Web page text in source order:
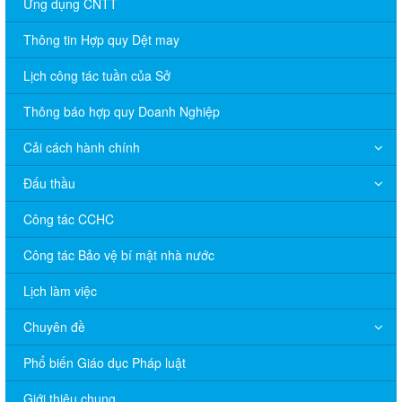
Thông tin Hợp quy Dệt may
Lịch công tác tuần của Sở
Thông báo hợp quy Doanh Nghiệp
Cải cách hành chính
Đấu thầu
Công tác CCHC
Công tác Bảo vệ bí mật nhà nước
Lịch làm việc
Chuyên đề
Phổ biến Giáo dục Pháp luật
Giới thiệu chung
V/v đề nghị báo cáo hệ thống phân phối, nhãn hiệu hàng hóa
và hoạt động mua bán khí trên địa bàn tỉnh năm 2025 (nhắc lần